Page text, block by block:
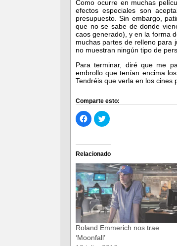
Como ocurre en muchas
efectos especiales son
presupuesto. Sin embargo,
que no se sabe de donde
caos generado), y en la forma
muchas partes de relleno para
no muestran ningún tipo de
Para terminar, diré que me
embrollo que tenían encima
Tendréis que verla en los cines
Comparte esto:
Haz
clic
para
Facebook
(Se
abre
en
una
ventana
nueva)
Haz
clic
Twitter
(Se
abre
en
una
ventana
nueva)
Relacionado
Roland Emmerich nos trae
‘Moonfall’